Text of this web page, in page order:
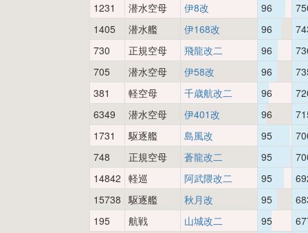
1231
潜水空母 伊8改 96
1405
潜水艦 伊168改 96
730
正規空母 飛龍改二 96
705
潜水空母 伊58改 96
381
軽空母 千歳航改二 96
6349
潜水空母 伊401改 96
1731
駆逐艦 島風改 95
748
正規空母 蒼龍改二 95
14842 軽巡 阿武隈改二 95
15738 駆逐艦 秋月改 95
195
航戦 山城改二 95